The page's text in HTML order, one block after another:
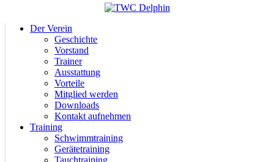
Der Verein
Geschichte
Vorstand
Trainer
Ausstattung
Vorteile
Mitglied werden
Downloads
Kontakt aufnehmen
Training
Schwimmtraining
Gerätetraining
Tauchtraining